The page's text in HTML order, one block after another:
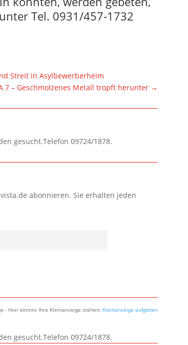
Tel. 0931/457-1732
Streit in Asylbewerberheim
7 – Geschmolzenes Metall tropft herunter →
gesucht.Telefon 09724/1878.
abonnieren. Sie erhalten jeden
- Hier könnte Ihre Kleinanzeige stehen: Kleinanzeige aufgeben
gesucht.Telefon 09724/1878.